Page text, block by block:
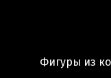
Фигуры из